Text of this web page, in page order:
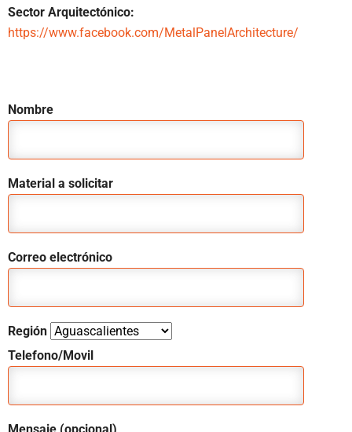
Sector Arquitectónico:
https://www.facebook.com/MetalPanelArchitecture/
Nombre
Material a solicitar
Correo electrónico
Región
Telefono/Movil